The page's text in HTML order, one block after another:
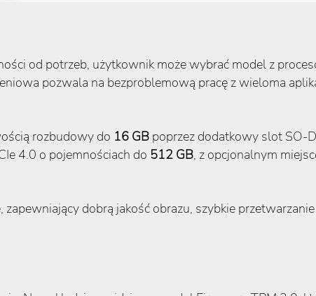
od potrzeb, użytkownik może wybrać model z
pozwala na bezproblemową pracę z wieloma
rozbudowy do 16 GB poprzez dodatkowy slot SO-
4.0 o pojemnościach do 512 GB, z opcjonalnym
dobrą jakość obrazu, szybkie